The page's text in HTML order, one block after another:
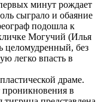
минут рождает
сыграло и обаяние
подошла к
Могучий (Илья
целомудренный, без
легко впасть в
драме.
проникновения в